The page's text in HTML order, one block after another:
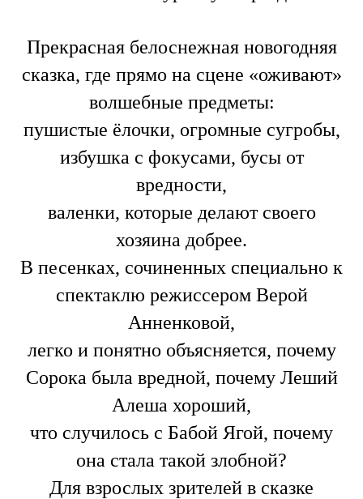
Прекрасная белоснежная новогодняя
сказка, где прямо на сцене «оживают»
волшебные предметы:
пушистые ёлочки, огромные сугробы,
избушка с фокусами, бусы от
вредности,
валенки, которые делают своего
хозяина добрее.
В песенках, сочиненных специально к
спектаклю режиссером Верой
Анненковой,
легко и понятно объясняется, почему
Сорока была вредной, почему Леший
Алеша хороший,
что случилось с Бабой Ягой, почему
она стала такой злобной?
Для взрослых зрителей в сказке